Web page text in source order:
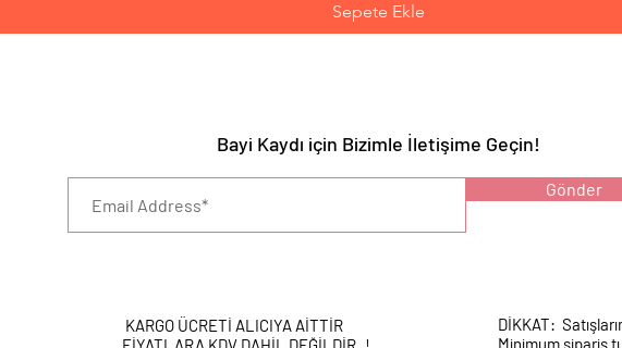
Sepete Ekle
UYARI :
Bayi Kaydı için Bizimle İletişime Geçin!
Gönder
KARGO ÜCRETİ ALICIYA AİTTİR
DİKKAT: